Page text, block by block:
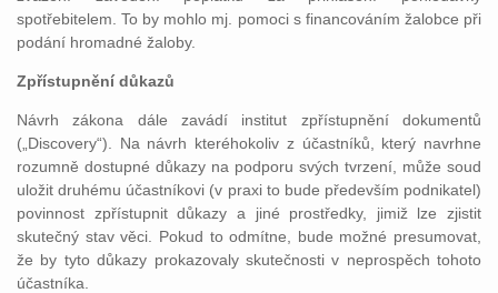
spotřebitelem. To by mohlo mj. pomoci s financováním žalobce při
podání hromadné žaloby.
Zpřístupnění důkazů
Návrh zákona dále zavádí institut zpřístupnění dokumentů
(„Discovery“). Na návrh kteréhokoliv z účastníků, který navrhne
rozumně dostupné důkazy na podporu svých tvrzení, může soud
uložit druhému účastníkovi (v praxi to bude především podnikatel)
povinnost zpřístupnit důkazy a jiné prostředky, jimiž lze zjistit
skutečný stav věci. Pokud to odmítne, bude možné presumovat,
že by tyto důkazy prokazovaly skutečnosti v neprospěch tohoto
účastníka.